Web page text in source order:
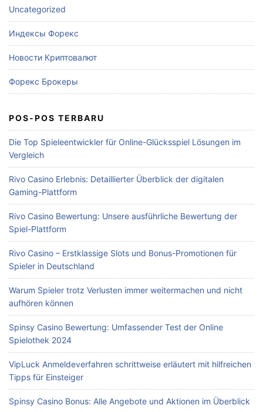
Uncategorized
Индексы Форекс
Новости Криптовалют
Форекс Брокеры
POS-POS TERBARU
Die Top Spieleentwickler für Online-Glücksspiel Lösungen im
Vergleich
Rivo Casino Erlebnis: Detaillierter Überblick der digitalen
Gaming-Plattform
Rivo Casino Bewertung: Unsere ausführliche Bewertung der
Spiel-Plattform
Rivo Casino – Erstklassige Slots und Bonus-Promotionen für
Spieler in Deutschland
Warum Spieler trotz Verlusten immer weitermachen und nicht
aufhören können
Spinsy Casino Bewertung: Umfassender Test der Online
Spielothek 2024
VipLuck Anmeldeverfahren schrittweise erläutert mit hilfreichen
Tipps für Einsteiger
Spinsy Casino Bonus: Alle Angebote und Aktionen im Überblick